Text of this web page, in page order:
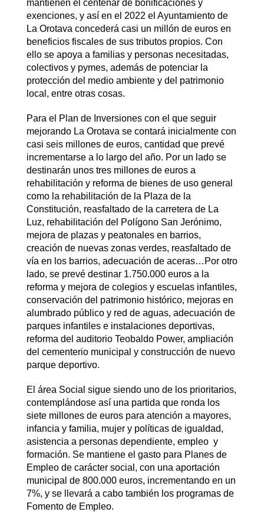
mantienen el centenar de bonificaciones y
exenciones, y así en el 2022 el Ayuntamiento de
La Orotava concederá casi un millón de euros en
beneficios fiscales de sus tributos propios. Con
ello se apoya a familias y personas necesitadas,
colectivos y pymes, además de potenciar la
protección del medio ambiente y del patrimonio
local, entre otras cosas.
Para el Plan de Inversiones con el que seguir
mejorando La Orotava se contará inicialmente con
casi seis millones de euros, cantidad que prevé
incrementarse a lo largo del año. Por un lado se
destinarán unos tres millones de euros a
rehabilitación y reforma de bienes de uso general
como la rehabilitación de la Plaza de la
Constitución, reasfaltado de la carretera de La
Luz, rehabilitación del Polígono San Jerónimo,
mejora de plazas y peatonales en barrios,
creación de nuevas zonas verdes, reasfaltado de
vía en los barrios, adecuación de aceras…Por otro
lado, se prevé destinar 1.750.000 euros a la
reforma y mejora de colegios y escuelas infantiles,
conservación del patrimonio histórico, mejoras en
alumbrado público y red de aguas, adecuación de
parques infantiles e instalaciones deportivas,
reforma del auditorio Teobaldo Power, ampliación
del cementerio municipal y construcción de nuevo
parque deportivo.
El área Social sigue siendo uno de los prioritarios,
contemplándose así una partida que ronda los
siete millones de euros para atención a mayores,
infancia y familia, mujer y políticas de igualdad,
asistencia a personas dependiente, empleo y
formación. Se mantiene el gasto para Planes de
Empleo de carácter social, con una aportación
municipal de 800.000 euros, incrementando en un
7%, y se llevará a cabo también los programas de
Fomento de Empleo.